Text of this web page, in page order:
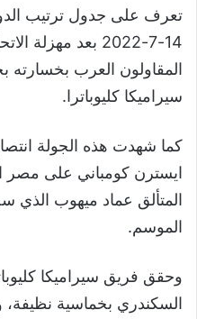
تعرف على جدول ترتيب
14-7-2022 بعد
المقاولون العرب
سيراميكا كليوباترا.
كما شهدت هذه الجولة
المتألق عماد ميهوب
الموسم.
وحقق فريق سيراميكا
السكندري بخماسية نظيفة،